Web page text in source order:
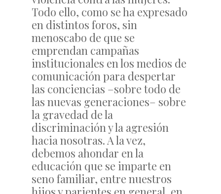
Todo ello, como se ha expresado
en distintos foros, sin
menoscabo de que se
emprendan campañas
institucionales en los medios de
comunicación para despertar
las conciencias –sobre todo de
las nuevas generaciones– sobre
la gravedad de la
discriminación y la agresión
hacia nosotras. A la vez,
debemos ahondar en la
educación que se imparte en
seno familiar, entre nuestros